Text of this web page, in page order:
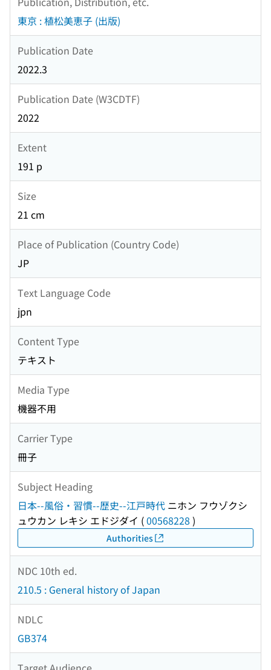
東京 : 植松美恵子 (出版)
Publication Date
2022.3
Publication Date (W3CDTF)
2022
Extent
191 p
Size
21 cm
Place of Publication (Country Code)
JP
Text Language Code
jpn
Content Type
テキスト
Media Type
機器不用
Carrier Type
冊子
Subject Heading
日本--風俗・習慣--歴史--江戸時代 ニホン フウゾクシ
ュウカン レキシ エドジダイ (00568228 )
Authorities
NDC 10th ed.
210.5 : General history of Japan
NDLC
GB374